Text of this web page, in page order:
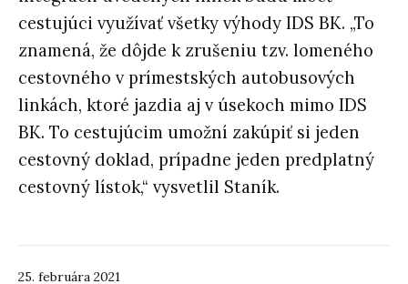
25. februára 2021
cestujúci využívať všetky výhody IDS BK. „To
znamená, že dôjde k zrušeniu tzv. lomeného
cestovného v prímestských autobusových
linkách, ktoré jazdia aj v úsekoch mimo IDS
BK. To cestujúcim umožní zakúpiť si jeden
cestovný doklad, prípadne jeden predplatný
cestovný lístok,“ vysvetlil Staník.